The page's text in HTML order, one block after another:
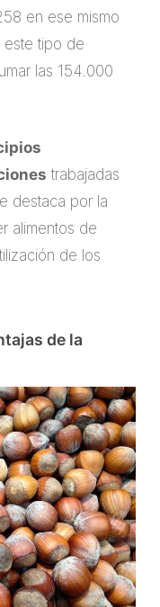
en ese mismo
tipo de
las 154.000
trabajadas
destaca por la
alimentos de
de los
de la